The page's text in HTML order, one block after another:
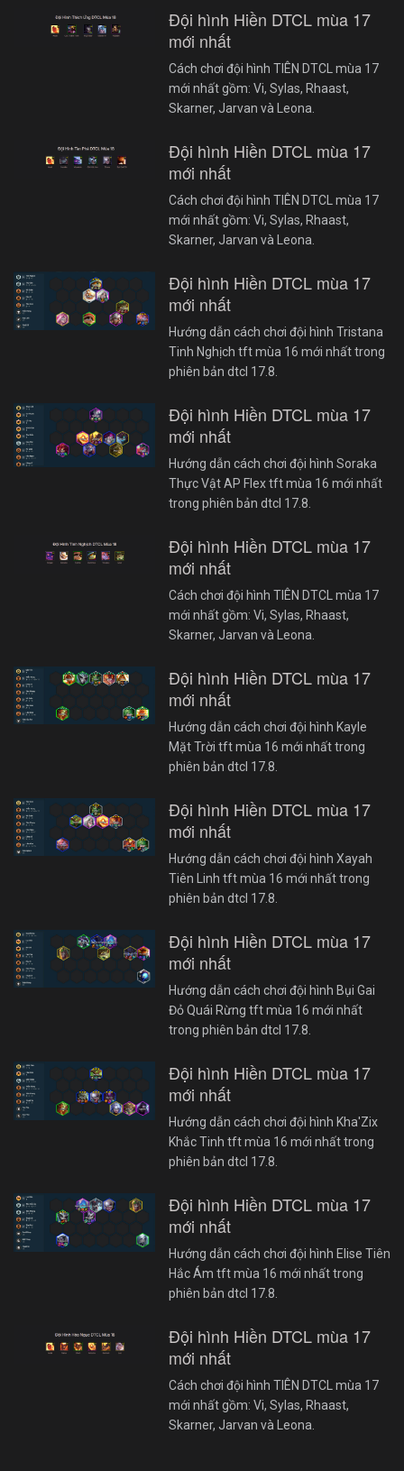
Đội hình Hiền DTCL mùa 17
mới nhất
Cách chơi đội hình TIÊN DTCL mùa 17
mới nhất gồm: Vi, Sylas, Rhaast,
Skarner, Jarvan và Leona.
Đội hình Hiền DTCL mùa 17
mới nhất
Cách chơi đội hình TIÊN DTCL mùa 17
mới nhất gồm: Vi, Sylas, Rhaast,
Skarner, Jarvan và Leona.
Đội hình Hiền DTCL mùa 17
mới nhất
Hướng dẫn cách chơi đội hình Tristana
Tinh Nghịch tft mùa 16 mới nhất trong
phiên bản dtcl 17.8.
Đội hình Hiền DTCL mùa 17
mới nhất
Hướng dẫn cách chơi đội hình Soraka
Thực Vật AP Flex tft mùa 16 mới nhất
trong phiên bản dtcl 17.8.
Đội hình Hiền DTCL mùa 17
mới nhất
Cách chơi đội hình TIÊN DTCL mùa 17
mới nhất gồm: Vi, Sylas, Rhaast,
Skarner, Jarvan và Leona.
Đội hình Hiền DTCL mùa 17
mới nhất
Hướng dẫn cách chơi đội hình Kayle
Mặt Trời tft mùa 16 mới nhất trong
phiên bản dtcl 17.8.
Đội hình Hiền DTCL mùa 17
mới nhất
Hướng dẫn cách chơi đội hình Xayah
Tiên Linh tft mùa 16 mới nhất trong
phiên bản dtcl 17.8.
Đội hình Hiền DTCL mùa 17
mới nhất
Hướng dẫn cách chơi đội hình Bụi Gai
Đỏ Quái Rừng tft mùa 16 mới nhất
trong phiên bản dtcl 17.8.
Đội hình Hiền DTCL mùa 17
mới nhất
Hướng dẫn cách chơi đội hình Kha'Zix
Khắc Tinh tft mùa 16 mới nhất trong
phiên bản dtcl 17.8.
Đội hình Hiền DTCL mùa 17
mới nhất
Hướng dẫn cách chơi đội hình Elise Tiên
Hắc Ám tft mùa 16 mới nhất trong
phiên bản dtcl 17.8.
Đội hình Hiền DTCL mùa 17
mới nhất
Cách chơi đội hình TIÊN DTCL mùa 17
mới nhất gồm: Vi, Sylas, Rhaast,
Skarner, Jarvan và Leona.